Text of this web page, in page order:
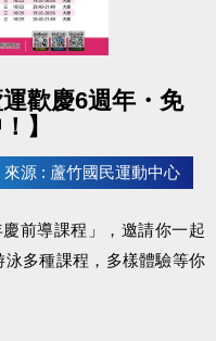
歡慶6週年・免
】
來源 : 蘆竹國民運動中心
前導課程」，邀請你一起
多種課程，多樣體驗等你